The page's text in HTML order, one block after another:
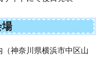
神奈川県横浜市中区山